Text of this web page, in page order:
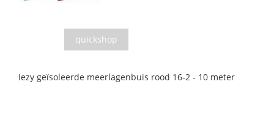
quickshop
Iezy geïsoleerde meerlagenbuis rood 16-2 - 10 meter